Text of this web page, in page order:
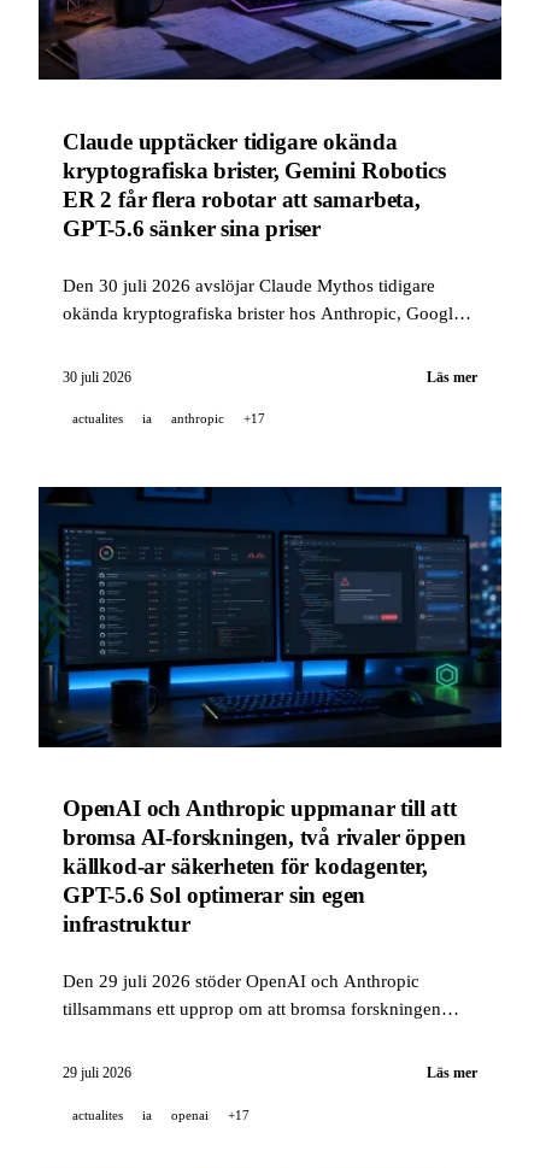
Claude upptäcker tidigare okända
kryptografiska brister, Gemini Robotics
ER 2 får flera robotar att samarbeta,
GPT-5.6 sänker sina priser
Den 30 juli 2026 avslöjar Claude Mythos tidigare
okända kryptografiska brister hos Anthropic, Google
samarbete mellan robotar, och OpenAI sänker priserna
30 juli 2026 Läs mer
actualites ia anthropic +17
OpenAI och Anthropic uppmanar till att
bromsa AI-forskningen, två rivaler öppen
källkod-ar säkerheten för kodagenter,
GPT-5.6 Sol optimerar sin egen
infrastruktur
Den 29 juli 2026 stöder OpenAI och Anthropic
tillsammans ett upprop om att bromsa forskningen
verktyg med öppen källkod för att säkra kodagenter,
tjänsteinfrastruktur.
29 juli 2026 Läs mer
actualites ia openai +17